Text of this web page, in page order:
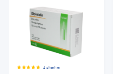
2 sharhni